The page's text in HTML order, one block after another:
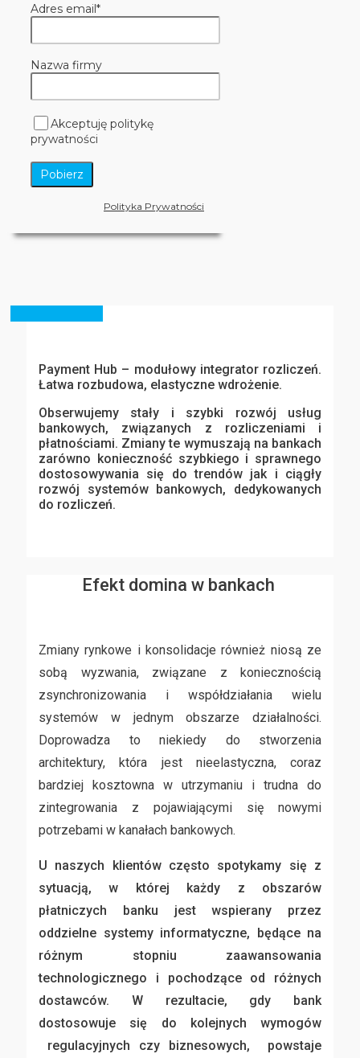
Adres email*
Nazwa firmy
Akceptuję politykę
prywatności
Polityka Prywatności
Payment Hub – modułowy integrator rozliczeń.
Łatwa rozbudowa, elastyczne wdrożenie.
Obserwujemy stały i szybki rozwój usług
bankowych, związanych z rozliczeniami i
płatnościami. Zmiany te wymuszają na bankach
zarówno konieczność szybkiego i sprawnego
dostosowywania się do trendów jak i ciągły
rozwój systemów bankowych, dedykowanych
do rozliczeń.
Efekt domina w bankach
Zmiany rynkowe i konsolidacje również niosą ze
sobą wyzwania, związane z koniecznością
zsynchronizowania i współdziałania wielu
systemów w jednym obszarze działalności.
Doprowadza to niekiedy do stworzenia
architektury, która jest nieelastyczna, coraz
bardziej kosztowna w utrzymaniu i trudna do
zintegrowania z pojawiającymi się nowymi
potrzebami w kanałach bankowych.
U naszych klientów często spotykamy się z
sytuacją, w której każdy z obszarów
płatniczych banku jest wspierany przez
oddzielne systemy informatyczne, będące na
różnym stopniu zaawansowania
technologicznego i pochodzące od różnych
dostawców. W rezultacie, gdy bank
dostosowuje się do kolejnych wymogów
regulacyjnych czy biznesowych, powstaje